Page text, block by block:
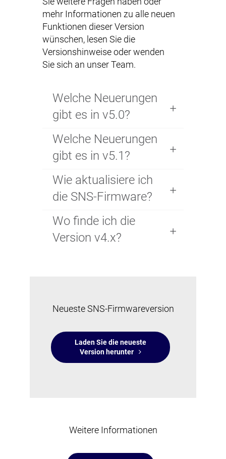
mehr Informationen zu alle neuen
Funktionen dieser Version
wünschen, lesen Sie die
Versionshinweise oder wenden
Sie sich an unser Team.
Welche Neuerungen
gibt es in v5.0?
Welche Neuerungen
gibt es in v5.1?
Wie aktualisiere ich
die SNS-Firmware?
Wo finde ich die
Version v4.x?
Neueste SNS-Firmwareversion
Laden Sie die neueste
Version herunter
Weitere Informationen